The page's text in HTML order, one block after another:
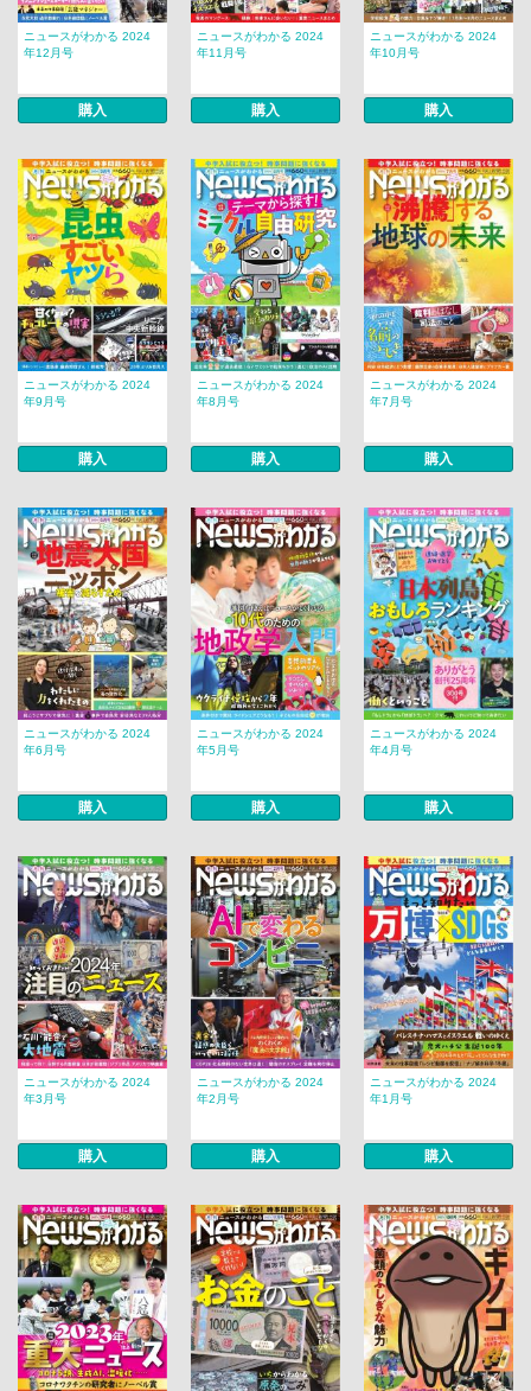
ニュースがわかる 2024
年12月号
購入
ニュースがわかる 2024
年11月号
購入
ニュースがわかる 2024
年10月号
購入
ニュースがわかる 2024
年9月号
購入
ニュースがわかる 2024
年8月号
購入
ニュースがわかる 2024
年7月号
購入
ニュースがわかる 2024
年6月号
購入
ニュースがわかる 2024
年5月号
購入
ニュースがわかる 2024
年4月号
購入
ニュースがわかる 2024
年3月号
購入
ニュースがわかる 2024
年2月号
購入
ニュースがわかる 2024
年1月号
購入